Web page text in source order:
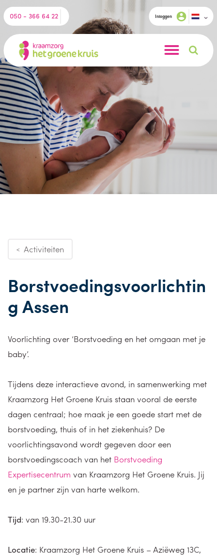
050 - 366 64 22 Inloggen
< Activiteiten
Borstvoedingsvoorlichtin
g Assen
Voorlichting over ‘Borstvoeding en het omgaan met je
baby’.
Tijdens deze interactieve avond, in samenwerking met
Kraamzorg Het Groene Kruis staan vooral de eerste
dagen centraal; hoe maak je een goede start met de
borstvoeding, thuis of in het ziekenhuis? De
voorlichtingsavond wordt gegeven door een
borstvoedingscoach van het Borstvoeding
Expertisecentrum van Kraamzorg Het Groene Kruis. Jij
en je partner zijn van harte welkom.
Tijd: van 19.30-21.30 uur
Locatie: Kraamzorg Het Groene Kruis – Aziëweg 13C,